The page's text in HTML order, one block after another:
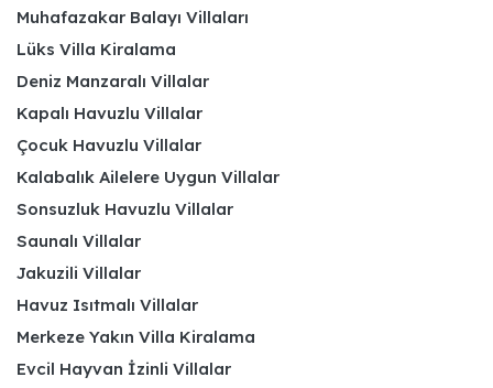
Muhafazakar Balayı Villaları
Lüks Villa Kiralama
Deniz Manzaralı Villalar
Kapalı Havuzlu Villalar
Çocuk Havuzlu Villalar
Kalabalık Ailelere Uygun Villalar
Sonsuzluk Havuzlu Villalar
Saunalı Villalar
Jakuzili Villalar
Havuz Isıtmalı Villalar
Merkeze Yakın Villa Kiralama
Evcil Hayvan İzinli Villalar